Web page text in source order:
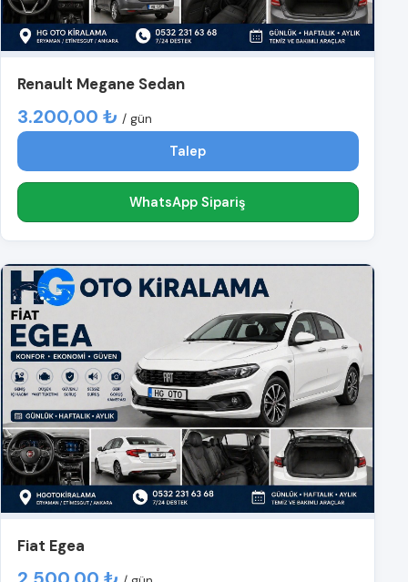
Renault Megane Sedan
3.200,00 ₺ / gün
Talep
WhatsApp Sipariş
Fiat Egea